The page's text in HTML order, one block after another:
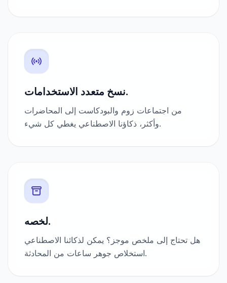
نسخ متعدد الاستخدامات.
من اجتماعات زوم والبودكاست إلى المحاضرات
وأكثر، ذكاؤنا الاصطناعي يغطي كل شيء.
لخصه.
هل تحتاج إلى ملخص موجز؟ يمكن لذكائنا الاصطناعي
استخلاص جوهر ساعات من المحادثة.